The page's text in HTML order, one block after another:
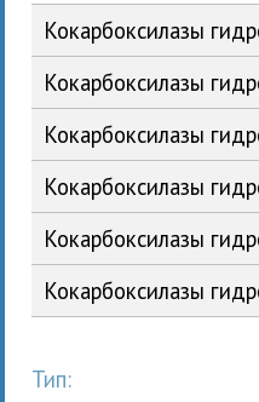
Кокарбоксилазы
Кокарбоксилазы
Кокарбоксилазы
Кокарбоксилазы
Кокарбоксилазы
Кокарбоксилазы
Тип: